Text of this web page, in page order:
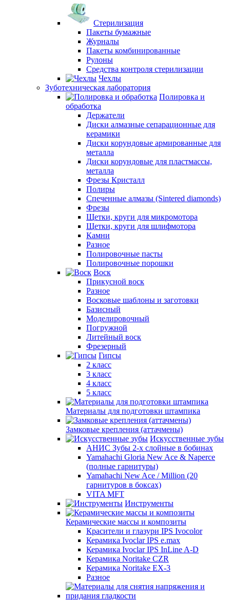
Стерилизация
Пакеты бумажные
Журналы
Пакеты комбинированные
Рулоны
Средства контроля стерилизации
Чехлы
Зуботехническая лаборатория
Полировка и
обработка
Держатели
Диски алмазные сепарационные для
керамики
Диски корундовые армированные для
металла
Диски корундовые для пластмассы,
металла
Фрезы Кристалл
Полиры
Спеченные алмазы (Sintered diamonds)
Фрезы
Щетки, круги для микромотора
Щетки, круги для шлифмотора
Камни
Разное
Полировочные пасты
Полировочные порошки
Воск
Прикусной воск
Разное
Восковые шаблоны и заготовки
Базисный
Моделировочный
Погружной
Литейный воск
Фрезерный
Гипсы
2 класс
3 класс
4 класс
5 класс
Материалы для подготовки штампика
Замковые крепления (аттачмены)
Искусственные зубы
АНИС Зубы 2-х слойные в бобинах
Yamahachi Gloria New Ace & Naperce
(полные гарнитуры)
Yamahachi New Ace / Million (20
гарнитуров в боксах)
VITA MFT
Инструменты
Керамические массы и композиты
Красители и глазури IPS Ivocolor
Керамика Ivoclar IPS e.max
Керамика Ivoclar IPS InLine A-D
Керамика Noritake CZR
Керамика Noritake EX-3
Разное